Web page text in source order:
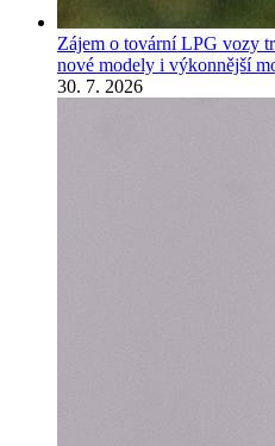
Zájem o tovární LPG vozy
nové modely i výkonnější
30. 7. 2026